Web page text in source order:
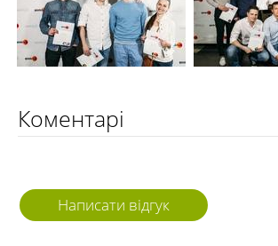
Коментарі
Написати відгук